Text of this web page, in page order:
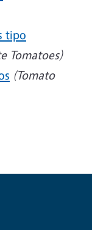
tipo
Tomatoes)
(Tomato